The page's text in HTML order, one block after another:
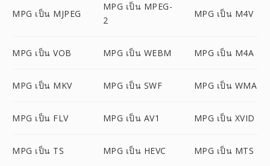
MPG เป็น MJPEG
MPG เป็น MPEG-
2
MPG เป็น M4V
MPG เป็น VOB MPG เป็น WEBM MPG เป็น M4A
MPG เป็น MKV MPG เป็น SWF MPG เป็น WMA
MPG เป็น FLV MPG เป็น AV1 MPG เป็น XVID
MPG เป็น TS MPG เป็น HEVC MPG เป็น MTS